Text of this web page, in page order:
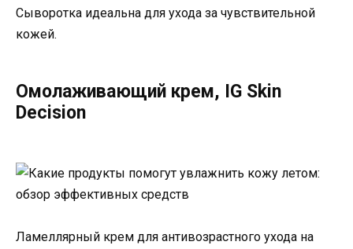
Сыворотка идеальна для ухода за чувствительной
кожей.
Омолаживающий крем, IG Skin
Decision
Ламеллярный крем для антивозрастного ухода на